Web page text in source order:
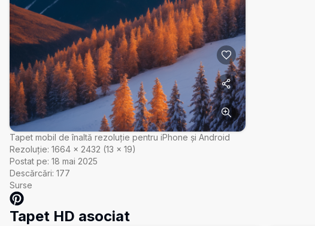
Tapet mobil de înaltă rezoluție pentru iPhone și Android
Rezoluție: 1664 × 2432 (13 × 19)
Postat pe: 18 mai 2025
Descărcări: 177
Surse
Tapet HD asociat